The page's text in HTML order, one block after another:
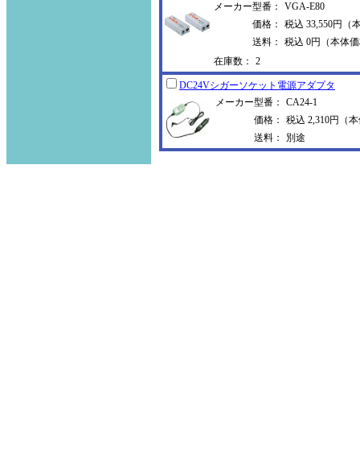
メーカー型番：
VGA-E80
価格：
税込 33,550円（
送料：
税込 0円（本体
在庫数：
2
DC24Vシガーソケット電源アダプタ
メーカー型番：
CA24-1
価格：
税込 2,310円（
送料：
別途